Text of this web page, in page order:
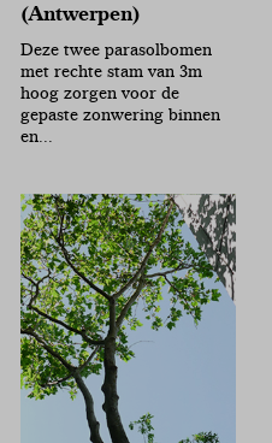
(Antwerpen)
Deze twee parasolbomen
met rechte stam van 3m
hoog zorgen voor de
gepaste zonwering binnen
en...